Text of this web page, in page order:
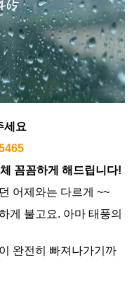
세요
꼼꼼하게 해드립니다!
어제와는 다르게 ~~
게 불고요. 아마 태풍의
완전히 빠져나가기까